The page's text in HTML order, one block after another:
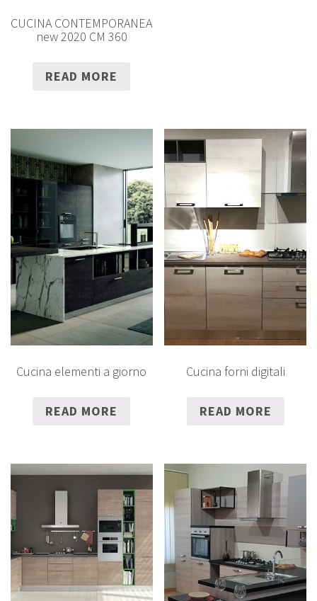
CUCINA CONTEMPORANEA
new 2020 CM 360
READ MORE
Cucina elementi a giorno
READ MORE
Cucina forni digitali
READ MORE